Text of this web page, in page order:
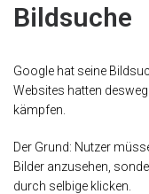
Bildsuche
Google hat seine
Websites hatten
kämpfen.
Der Grund: Nutzer
Bilder anzusehen,
durch selbige klicken.